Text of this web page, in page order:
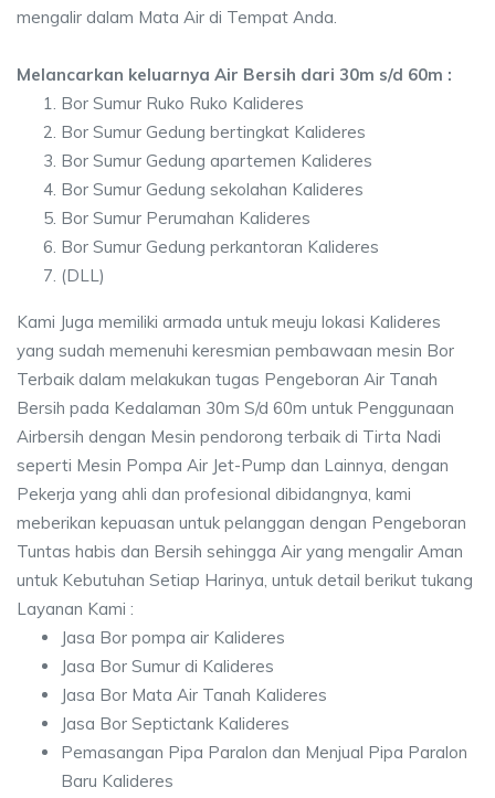
mengalir dalam Mata Air di Tempat Anda.
Melancarkan keluarnya Air Bersih dari 30m s/d 60m :
Bor Sumur Ruko Ruko Kalideres
Bor Sumur Gedung bertingkat Kalideres
Bor Sumur Gedung apartemen Kalideres
Bor Sumur Gedung sekolahan Kalideres
Bor Sumur Perumahan Kalideres
Bor Sumur Gedung perkantoran Kalideres
(DLL)
Kami Juga memiliki armada untuk meuju lokasi Kalideres
yang sudah memenuhi keresmian pembawaan mesin Bor
Terbaik dalam melakukan tugas Pengeboran Air Tanah
Bersih pada Kedalaman 30m S/d 60m untuk Penggunaan
Airbersih dengan Mesin pendorong terbaik di Tirta Nadi
seperti Mesin Pompa Air Jet-Pump dan Lainnya, dengan
Pekerja yang ahli dan profesional dibidangnya, kami
meberikan kepuasan untuk pelanggan dengan Pengeboran
Tuntas habis dan Bersih sehingga Air yang mengalir Aman
untuk Kebutuhan Setiap Harinya, untuk detail berikut tukang
Layanan Kami :
Jasa Bor pompa air Kalideres
Jasa Bor Sumur di Kalideres
Jasa Bor Mata Air Tanah Kalideres
Jasa Bor Septictank Kalideres
Pemasangan Pipa Paralon dan Menjual Pipa Paralon
Baru Kalideres